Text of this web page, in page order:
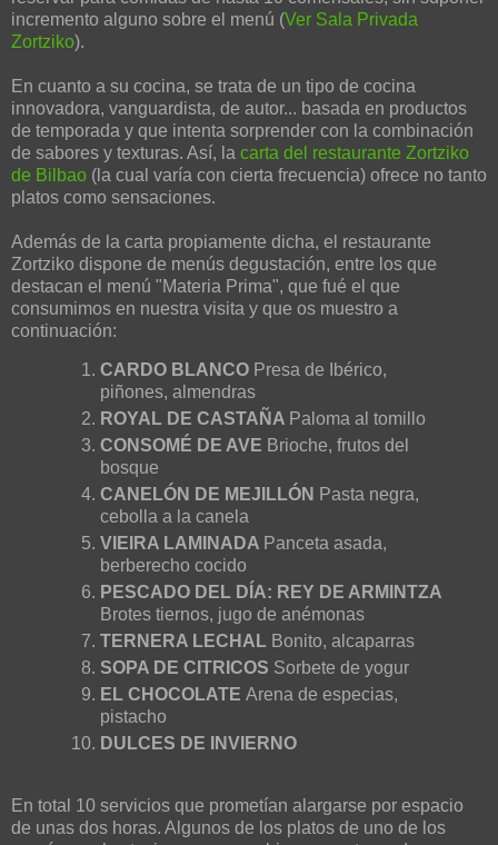
incremento alguno sobre el menú (Ver Sala Privada
Zortziko).
En cuanto a su cocina, se trata de un tipo de cocina
innovadora, vanguardista, de autor... basada en productos
de temporada y que intenta sorprender con la combinación
de sabores y texturas. Así, la carta del restaurante Zortziko
de Bilbao (la cual varía con cierta frecuencia) ofrece no tanto
platos como sensaciones.
Además de la carta propiamente dicha, el restaurante
Zortziko dispone de menús degustación, entre los que
destacan el menú "Materia Prima", que fué el que
consumimos en nuestra visita y que os muestro a
continuación:
CARDO BLANCO Presa de Ibérico,
piñones, almendras
ROYAL DE CASTAÑA Paloma al tomillo
CONSOMÉ DE AVE Brioche, frutos del
bosque
CANELÓN DE MEJILLÓN Pasta negra,
cebolla a la canela
VIEIRA LAMINADA Panceta asada,
berberecho cocido
PESCADO DEL DÍA: REY DE ARMINTZA
Brotes tiernos, jugo de anémonas
TERNERA LECHAL Bonito, alcaparras
SOPA DE CITRICOS Sorbete de yogur
EL CHOCOLATE Arena de especias,
pistacho
DULCES DE INVIERNO
En total 10 servicios que prometían alargarse por espacio
de unas dos horas. Algunos de los platos de uno de los